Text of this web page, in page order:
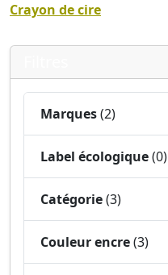
Crayon de cire
Marques(2)
Label écologique(0)
Catégorie(3)
Couleur encre(3)